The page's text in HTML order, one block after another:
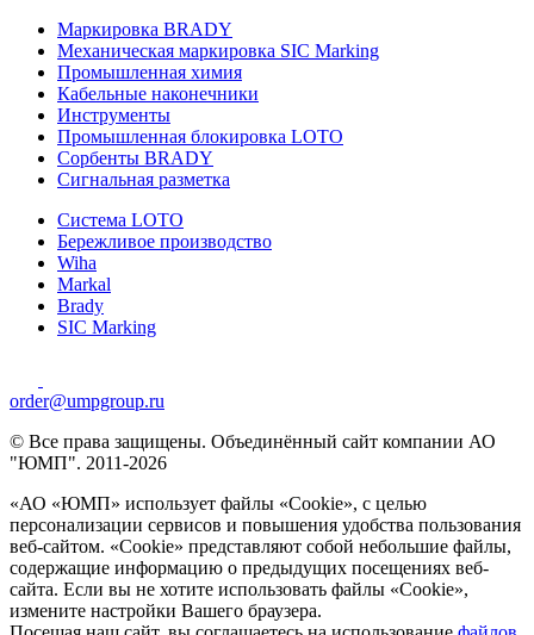
Маркировка BRADY
Механическая маркировка SIC Marking
Промышленная химия
Кабельные наконечники
Инструменты
Промышленная блокировка LOTO
Сорбенты BRADY
Сигнальная разметка
Система LOTO
Бережливое производство
Wiha
Markal
Brady
SIC Marking
order@umpgroup.ru
© Все права защищены. Объединённый сайт компании АО
"ЮМП". 2011-2026
«АО «ЮМП» использует файлы «Сookie», с целью
персонализации сервисов и повышения удобства пользования
веб-сайтом. «Cookie» представляют собой небольшие файлы,
содержащие информацию о предыдущих посещениях веб-
сайта. Если вы не хотите использовать файлы «Сookie»,
измените настройки Вашего браузера.